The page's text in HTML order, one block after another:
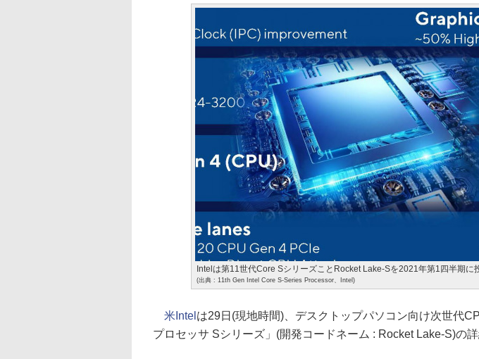
Intelは第11世代Core SシリーズことRocket Lake-Sを2021年第1四半期に
(出典 : 11th Gen Intel Core S-Series Processor、Intel)
米Intel は29日(現地時間)、デスクトップパソコン向け次世代
プロセッサ Sシリーズ」(開発コードネーム : Rocket Lake-S)の詳